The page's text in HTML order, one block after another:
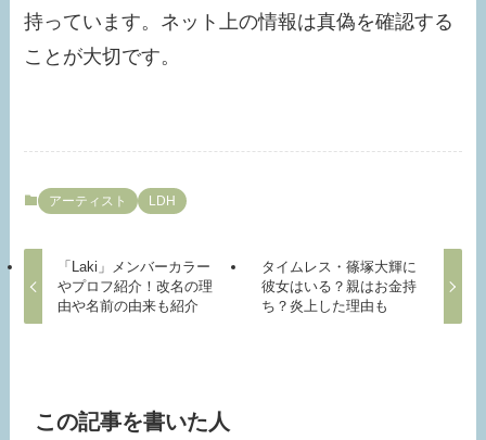
持っています。ネット上の情報は真偽を確認する
ことが大切です。
アーティスト LDH
「Laki」メンバーカラー
やプロフ紹介！改名の理
由や名前の由来も紹介
タイムレス・篠塚大輝に
彼女はいる？親はお金持
ち？炎上した理由も
この記事を書いた人